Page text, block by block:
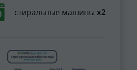
стиральные машиных2